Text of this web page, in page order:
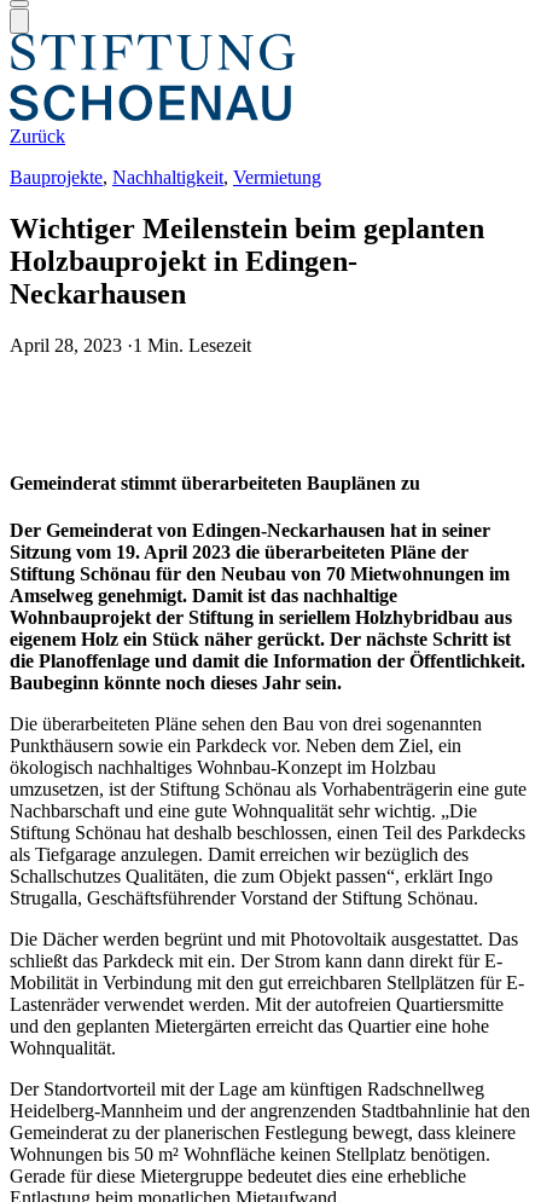
Zurück
Bauprojekte, Nachhaltigkeit, Vermietung
Wichtiger Meilenstein beim geplanten
Holzbauprojekt in Edingen-
Neckarhausen
April 28, 2023 ·1 Min. Lesezeit
Gemeinderat stimmt überarbeiteten Bauplänen zu
Der Gemeinderat von Edingen-Neckarhausen hat in seiner
Sitzung vom 19. April 2023 die überarbeiteten Pläne der
Stiftung Schönau für den Neubau von 70 Mietwohnungen im
Amselweg genehmigt. Damit ist das nachhaltige
Wohnbauprojekt der Stiftung in seriellem Holzhybridbau aus
eigenem Holz ein Stück näher gerückt. Der nächste Schritt ist
die Planoffenlage und damit die Information der Öffentlichkeit.
Baubeginn könnte noch dieses Jahr sein.
Die überarbeiteten Pläne sehen den Bau von drei sogenannten
Punkthäusern sowie ein Parkdeck vor. Neben dem Ziel, ein
ökologisch nachhaltiges Wohnbau-Konzept im Holzbau
umzusetzen, ist der Stiftung Schönau als Vorhabenträgerin eine gute
Nachbarschaft und eine gute Wohnqualität sehr wichtig. „Die
Stiftung Schönau hat deshalb beschlossen, einen Teil des Parkdecks
als Tiefgarage anzulegen. Damit erreichen wir bezüglich des
Schallschutzes Qualitäten, die zum Objekt passen“, erklärt Ingo
Strugalla, Geschäftsführender Vorstand der Stiftung Schönau.
Die Dächer werden begrünt und mit Photovoltaik ausgestattet. Das
schließt das Parkdeck mit ein. Der Strom kann dann direkt für E-
Mobilität in Verbindung mit den gut erreichbaren Stellplätzen für E-
Lastenräder verwendet werden. Mit der autofreien Quartiersmitte
und den geplanten Mietergärten erreicht das Quartier eine hohe
Wohnqualität.
Der Standortvorteil mit der Lage am künftigen Radschnellweg
Heidelberg-Mannheim und der angrenzenden Stadtbahnlinie hat den
Gemeinderat zu der planerischen Festlegung bewegt, dass kleinere
Wohnungen bis 50 m² Wohnfläche keinen Stellplatz benötigen.
Gerade für diese Mietergruppe bedeutet dies eine erhebliche